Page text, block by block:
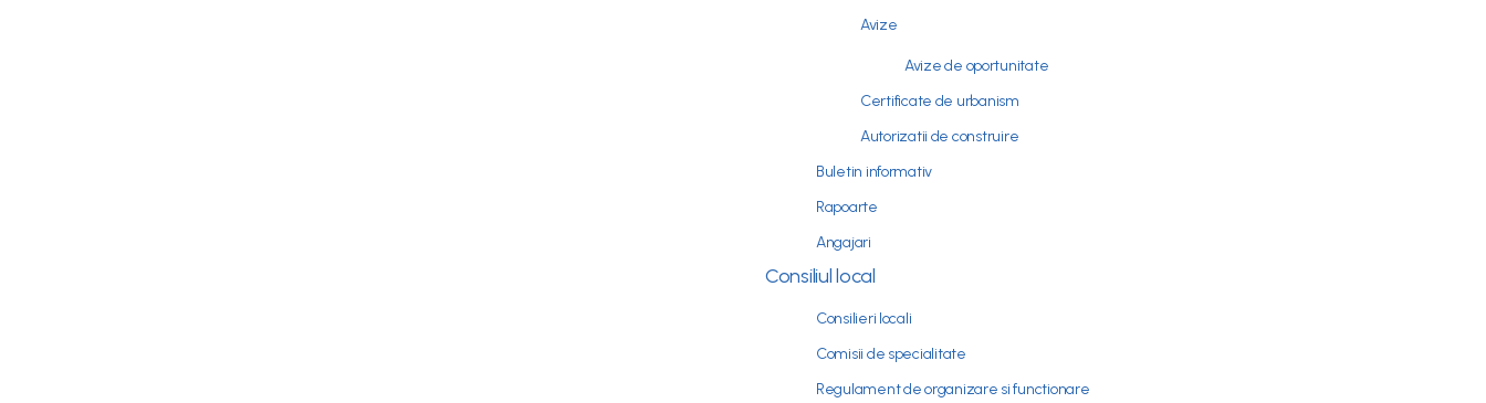
Avize
Avize de oportunitate
Certificate de urbanism
Autorizatii de construire
Buletin informativ
Rapoarte
Angajari
Consiliul local
Consilieri locali
Comisii de specialitate
Regulament de organizare si functionare